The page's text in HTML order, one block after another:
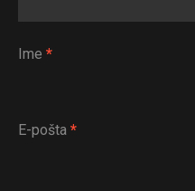
Ime *
E-pošta *